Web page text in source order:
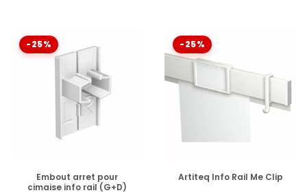
-25%
EN STOCK
Embout arret pour
cimaise info rail (G+D)
-25%
EN STOCK
Artiteq Info Rail Me Clip